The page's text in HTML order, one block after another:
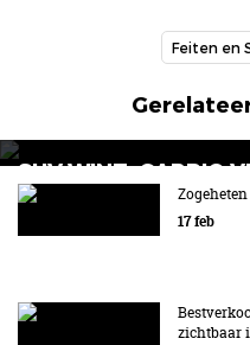
Feiten en
SUV WINT, CABRIO
UIT BEELD
Hét symbool van vrijheid
17 feb
zichtbaar